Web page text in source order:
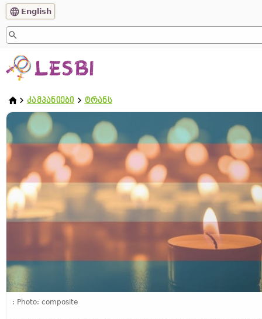
English
ᲙᲐᲛᲞᲐᲜᲘᲔᲑᲘ ᲢᲠᲐᲜᲡ
: Photo: composite